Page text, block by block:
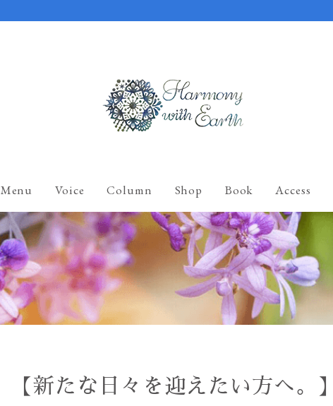
Menu Voice Column Shop Book Access
【新たな日々を迎えたい方へ。